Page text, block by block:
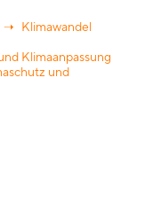
Klimawandel
Klimaanpassung
und